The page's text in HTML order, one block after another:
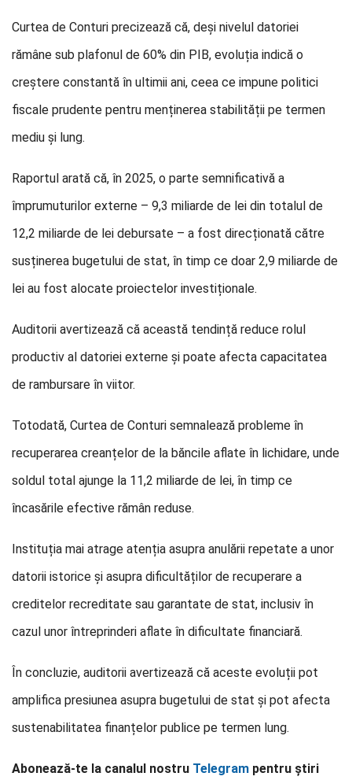
Curtea de Conturi precizează că, deși nivelul datoriei
rămâne sub plafonul de 60% din PIB, evoluția indică o
creștere constantă în ultimii ani, ceea ce impune politici
fiscale prudente pentru menținerea stabilității pe termen
mediu și lung.
Raportul arată că, în 2025, o parte semnificativă a
împrumuturilor externe – 9,3 miliarde de lei din totalul de
12,2 miliarde de lei debursate – a fost direcționată către
susținerea bugetului de stat, în timp ce doar 2,9 miliarde de
lei au fost alocate proiectelor investiționale.
Auditorii avertizează că această tendință reduce rolul
productiv al datoriei externe și poate afecta capacitatea
de rambursare în viitor.
Totodată, Curtea de Conturi semnalează probleme în
recuperarea creanțelor de la băncile aflate în lichidare, unde
soldul total ajunge la 11,2 miliarde de lei, în timp ce
încasările efective rămân reduse.
Instituția mai atrage atenția asupra anulării repetate a unor
datorii istorice și asupra dificultăților de recuperare a
creditelor recreditate sau garantate de stat, inclusiv în
cazul unor întreprinderi aflate în dificultate financiară.
În concluzie, auditorii avertizează că aceste evoluții pot
amplifica presiunea asupra bugetului de stat și pot afecta
sustenabilitatea finanțelor publice pe termen lung.
Abonează-te la canalul nostru Telegram pentru știri